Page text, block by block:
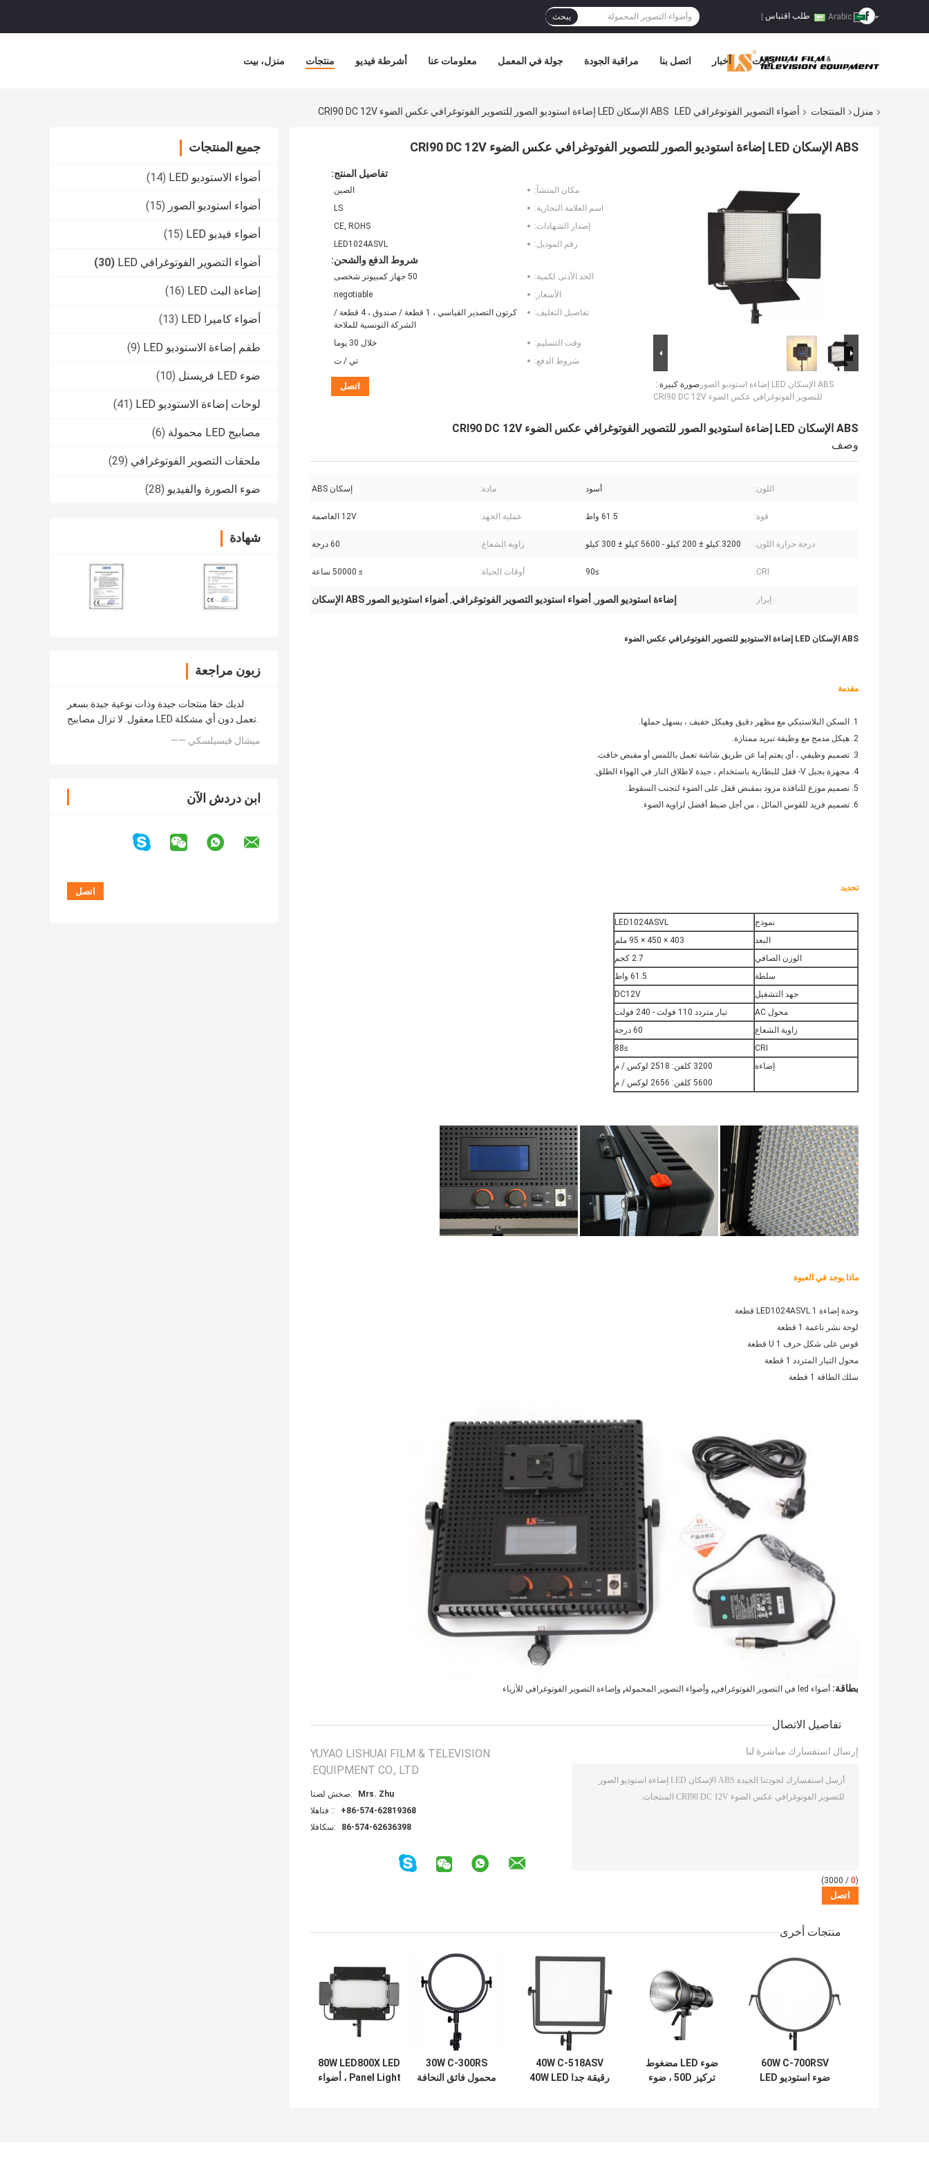
طلب اقتباس يبحث
منزل، بيت منتجات أشرطة فيديو معلومات عنا جولة في المعمل مراقبة الجودة اتصل بنا أخبار حالات
منزل المنتجات أضواء التصوير الفوتوغرافي LED ABS الإسكان LED إضاءة استوديو الصور للتصوير الفوتوغرافي عكس الضوء CRI90 DC 12V
جميع المنتجات
أضواء الاستوديو LED (14)
أضواء استوديو الصور (15)
أضواء فيديو LED (15)
أضواء التصوير الفوتوغرافي LED (30)
إضاءة البث LED (16)
أضواء كاميرا LED (13)
طقم إضاءة الاستوديو LED (9)
ضوء LED فريسنل (10)
لوحات إضاءة الاستوديو LED (41)
مصابيح LED محمولة (6)
ملحقات التصوير الفوتوغرافي (29)
ضوء الصورة والفيديو (28)
شهادة
زبون مراجعة
لديك حقا منتجات جيدة وذات نوعية جيدة بسعر
معقول. لا تزال مصابيح LED تعمل دون أي مشكلة.
—— ميشال فيسيلسكي
ابن دردش الآن
ABS الإسكان LED إضاءة استوديو الصور للتصوير الفوتوغرافي عكس الضوء CRI90 DC 12V
صورة كبيرة : ABS الإسكان LED إضاءة استوديو الصور
للتصوير الفوتوغرافي عكس الضوء CRI90 DC 12V
تفاصيل المنتج:
مكان المنشأ:
الصين
اسم العلامة التجارية:
LS
إصدار الشهادات:
CE, ROHS
رقم الموديل:
LED1024ASVL
شروط الدفع والشحن:
الحد الأدنى لكمية:
50 جهاز كمبيوتر شخصى
الأسعار:
negotiable
تفاصيل التغليف:
كرتون التصدير القياسي ، 1 قطعة / صندوق ، 4 قطعة /
الشركة التونسية للملاحة
وقت التسليم:
خلال 30 يوما
شروط الدفع:
تي / ت
اتصل
ABS الإسكان LED إضاءة استوديو الصور للتصوير الفوتوغرافي عكس الضوء CRI90 DC 12V
وصف
اللون: أسود مادة: إسكان ABS
قوة: 61.5 واط عملية الجهد: 12V العاصمة
درجة حرارة اللون: 3200 كيلو ± 200 كيلو - 5600 كيلو ± 300 كيلو زاوية الشعاع: 60 درجة
CRI:
≥90 أوقات الحياة: ≥ 50000 ساعة
إبراز: إضاءة استوديو الصور , أضواء استوديو التصوير الفوتوغرافي, أضواء استوديو الصور ABS الإسكان
ABS الإسكان LED إضاءة الاستوديو للتصوير الفوتوغرافي عكس الضوء
مقدمة
1. السكن البلاستيكي مع مظهر دقيق وهيكل خفيف ، يسهل حملها.
2. هيكل مدمج مع وظيفة تبريد ممتازة.
3. تصميم وظيفي ، أي يعتم إما عن طريق شاشة تعمل باللمس أو مقبض خافت.
4. مجهزة بجبل V- قفل للبطارية باستخدام ، جيدة لاطلاق النار في الهواء الطلق.
5. تصميم موزع للنافذة مزود بمقبض قفل على الضوء لتجنب السقوط.
6. تصميم فريد للقوس المائل ، من أجل ضبط أفضل لزاوية الضوء.
تحديد
نموذج
LED1024ASVL
البعد
403 × 450 × 95 ملم
الوزن الصافي
2.7 كجم
سلطة
61.5 واط
جهد التشغيل
DC12V
محول AC
تيار متردد 110 فولت - 240 فولت
زاوية الشعاع
60 درجة
CRI
≥88
إضاءة
3200 كلفن: 2518 لوكس / م
5600 كلفن: 2656 لوكس / م
ماذا يوجد في العبوة
وحدة إضاءة LED1024ASVL 1 قطعة
لوحة نشر ناعمة 1 قطعة
قوس على شكل حرف U 1 قطعة
محول التيار المتردد 1 قطعة
سلك الطاقة 1 قطعة
بطاقة: أضواء led في التصوير الفوتوغرافي , وأضواء التصوير المحمولة, وإضاءة التصوير الفوتوغرافي للأزياء
تفاصيل الاتصال
YUYAO LISHUAI FILM & TELEVISION
EQUIPMENT CO., LTD.
اتصل شخص:
Mrs. Zhu
الهاتف ::
+86-574-62819368
الفاكس:
86-574-62636398
إرسال استفسارك مباشرة لنا
(
0
/ 3000)
منتجات أخرى
60W C-700RSV
ضوء استوديو LED
ضوء LED مضغوط
تركيز 50D ، ضوء
40W C-518ASV
رقيقة جدا 40W LED
30W C-300RS
محمول فائق النحافة
80W LED800X LED
Panel Light ، أضواء